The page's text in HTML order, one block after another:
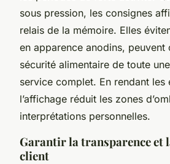
sous pression, les consignes
relais de la mémoire. Elles
en apparence anodins, peuvent
sécurité alimentaire de toute
service complet. En rendant les
l’affichage réduit les zones
interprétations personnelles.
Garantir la transparence et
client